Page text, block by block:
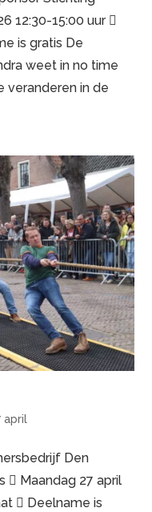
12:30-15:00 uur 
is gratis De
weet in no time
veranderen in de
april
Den
 Maandag 27 april
 Deelname is